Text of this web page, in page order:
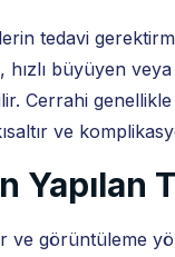
tedavi
büyüyen
Cerrahi
ve
Yapılan
ve görüntüleme